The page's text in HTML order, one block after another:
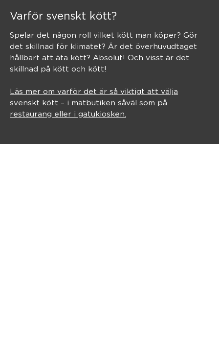
Varför svenskt kött?
Spelar det någon roll vilket kött man köper? Gör
det skillnad för klimatet? Är det överhuvudtaget
hållbart att äta kött? Absolut! Och visst är det
skillnad på kött och kött!
Läs mer om varför det är så viktigt att välja
svenskt kött – i matbutiken såväl som på
restaurang eller i gatukiosken.